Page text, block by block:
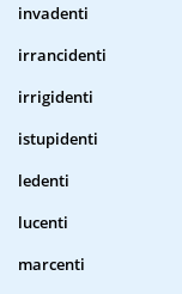
invadenti
irrancidenti
irrigidenti
istupidenti
ledenti
lucenti
marcenti